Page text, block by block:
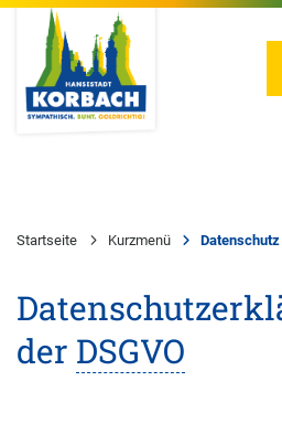
Startseite Kurzmenü Datenschutz
der DSGVO